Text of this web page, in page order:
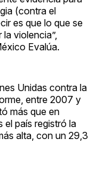
(contra el
es que lo que se
violencia”,
Evalúa.
Unidas contra la
entre 2007 y
más que en
el país registró la
alta, con un 29,3